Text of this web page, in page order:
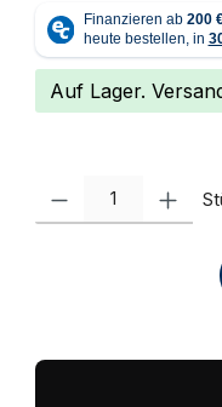
Auf Lager.
Produkt Anzahl: Gib